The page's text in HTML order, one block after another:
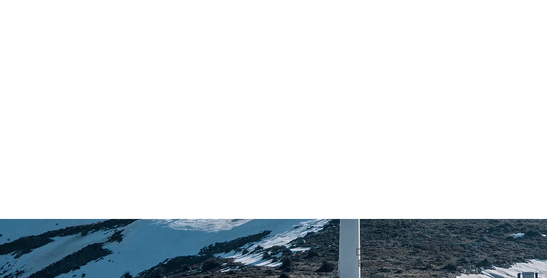
Designed by: Dror Fuchs
Edited by: Danny Berko